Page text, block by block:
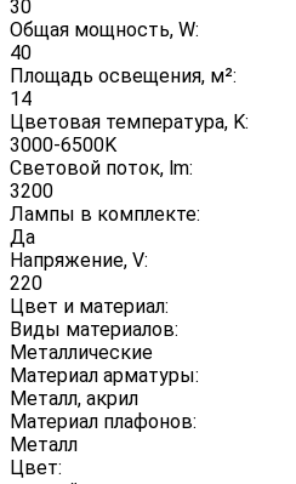
30
Общая мощность, W:
40
Площадь освещения, м²:
14
Цветовая температура, K:
3000-6500K
Световой поток, lm:
3200
Лампы в комплекте:
Да
Напряжение, V:
220
Цвет и материал:
Виды материалов:
Металлические
Материал арматуры:
Металл, акрил
Материал плафонов:
Металл
Цвет: